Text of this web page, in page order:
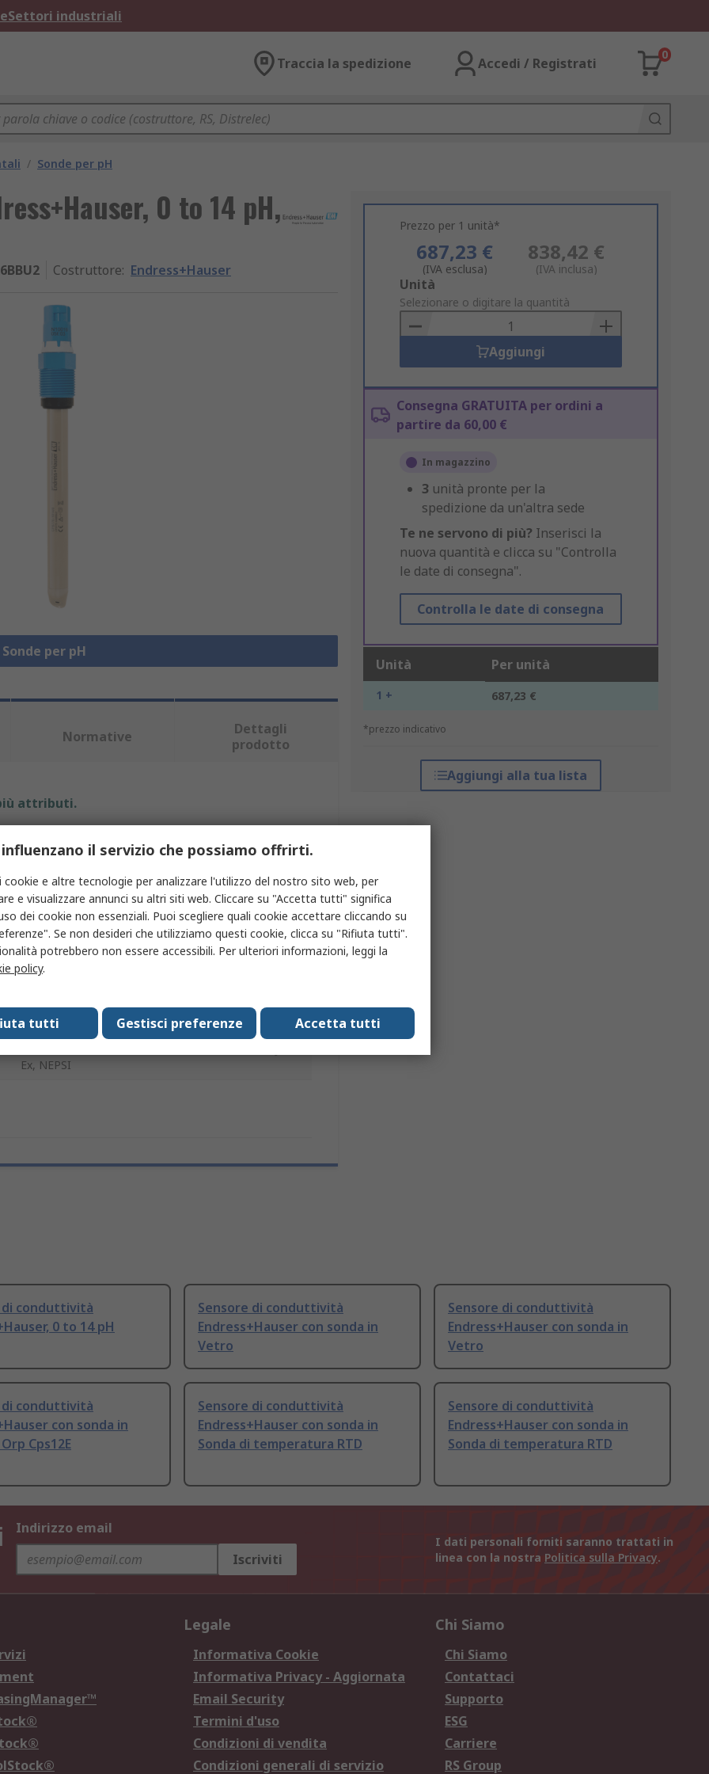
Settori industriali
Traccia la spedizione Accedi / Registrati
0
/ Sonde per pH
0 to 14 pH,
Costruttore: Endress+Hauser
per pH
Prezzo per 1 unità*
687,23 €
(IVA esclusa)
838,42 €
(IVA inclusa)
Add
to
Basket
Unità
Selezionare o digitare la quantità
Aggiungi
Consegna GRATUITA per ordini a
partire da 60,00 €
In magazzino
3 unità pronte per la
spedizione da un'altra sede
Te ne servono di più? Inserisci la
nuova quantità e clicca su "Controlla
le date di consegna".
Controlla le date di consegna
Unità Per unità
1 + 687,23 €
*prezzo indicativo
Aggiungi alla tua lista
Normative
Dettagli
prodotto
attributi.
Valore
Endress+Hauser
Sensore di conduttività
0 to 14 pH
Sensore ISFET
Ex, NEPSI
di conduttività
0 to 14 pH
Sensore di conduttività
Endress+Hauser con sonda in
Vetro
Sensore di conduttività
Endress+Hauser con sonda in
Vetro
di conduttività
con sonda in
Cps12E
Sensore di conduttività
Endress+Hauser con sonda in
Sonda di temperatura RTD
Sensore di conduttività
Endress+Hauser con sonda in
Sonda di temperatura RTD
Indirizzo email
Iscriviti
I dati personali forniti saranno trattati in
linea con la nostra Politica sulla Privacy.
Legale
Informativa Cookie
Informativa Privacy - Aggiornata
Email Security
Termini d'uso
Condizioni di vendita
Condizioni generali di servizio
Chi Siamo
Chi Siamo
Contattaci
Supporto
ESG
Carriere
RS Group
il servizio che possiamo offrirti.
cookie e altre tecnologie per analizzare l'utilizzo del nostro sito web, per
e visualizzare annunci su altri siti web. Cliccare su "Accetta tutti" significa
dei cookie non essenziali. Puoi scegliere quali cookie accettare cliccando su
Se non desideri che utilizziamo questi cookie, clicca su "Rifiuta tutti".
potrebbero non essere accessibili. Per ulteriori informazioni, leggi la
policy.
Accetta tutti
Gestisci preferenze
tutti